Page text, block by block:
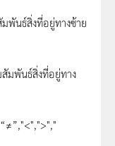
พันธ์สิ่งที่อยู่ทางซ้าย
มพันธ์สิ่งที่อยู่ทาง